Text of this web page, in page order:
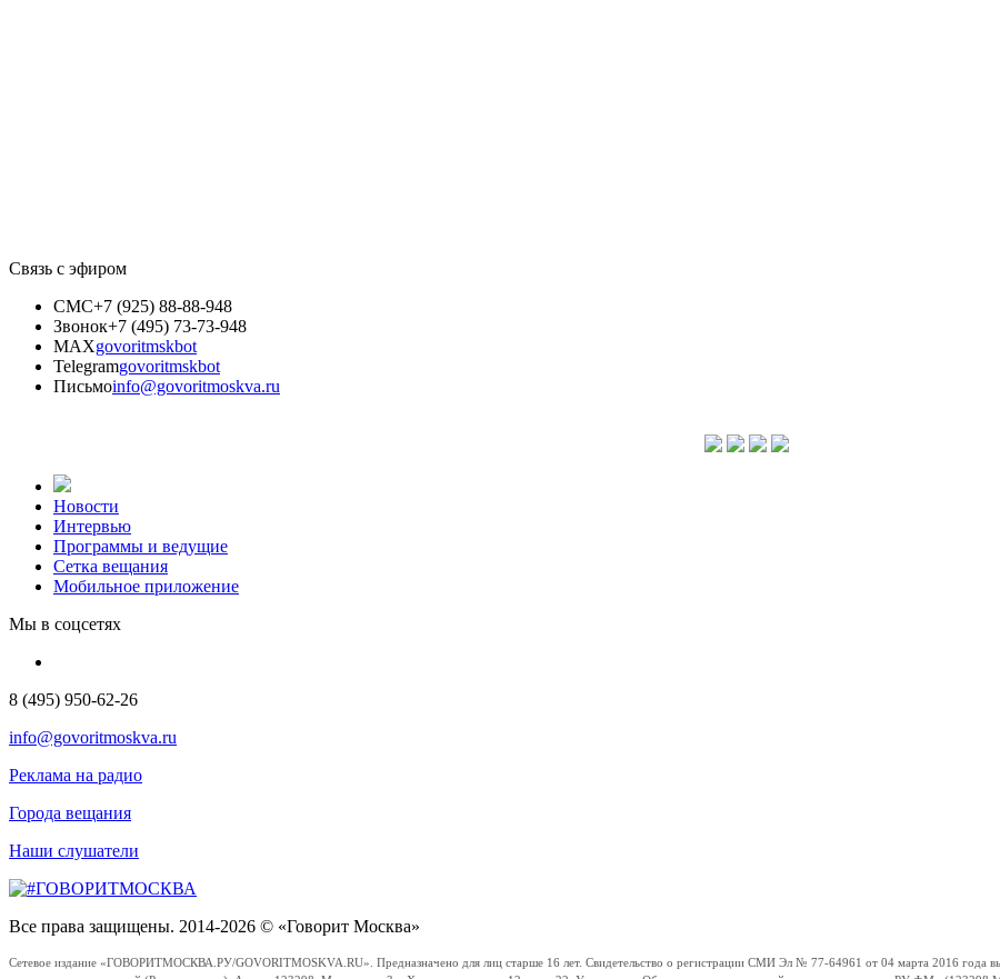
Связь с эфиром
СМС+7 (925) 88-88-948
Звонок+7 (495) 73-73-948
MAXgovoritmskbot
Telegramgovoritmskbot
Письмоinfo@govoritmoskva.ru
Новости
Интервью
Программы и ведущие
Сетка вещания
Мобильное приложение
Мы в соцсетях
8 (495) 950-62-26
info@govoritmoskva.ru
Реклама на радио
Города вещания
Наши слушатели
Все права защищены. 2014-2026 © «Говорит Москва»
Сетевое издание «ГОВОРИТМОСКВА.РУ/GOVORITMOSKVA.RU». Предназначено для лиц старше 16 лет. Свидетельство о регистрации СМИ Эл № 77-64961 от 04 марта 2016 года